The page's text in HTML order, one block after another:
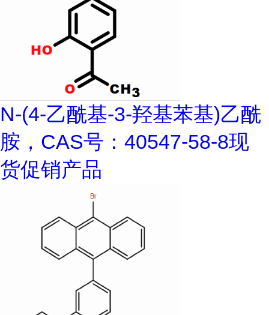
N-(4-乙酰基-3-羟基苯基)乙酰
胺，CAS号：40547-58-8现
货促销产品